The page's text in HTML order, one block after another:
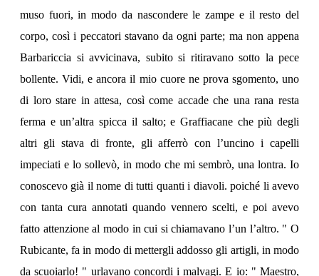
muso fuori, in modo da nascondere le zampe e il resto del
corpo, così i peccatori stavano da ogni parte; ma non appena
Barbariccia si avvicinava, subito si ritiravano sotto la pece
bollente. Vidi, e ancora il mio cuore ne prova sgomento, uno
di loro stare in attesa, così come accade che una rana resta
ferma e un’altra spicca il salto; e Graffiacane che più degli
altri gli stava di fronte, gli afferrò con l’uncino i capelli
impeciati e lo sollevò, in modo che mi sembrò, una lontra. Io
conoscevo già il nome di tutti quanti i diavoli. poiché li avevo
con tanta cura annotati quando vennero scelti, e poi avevo
fatto attenzione al modo in cui si chiamavano l’un l’altro. " O
Rubicante, fa in modo di mettergli addosso gli artigli, in modo
da scuoiarlo! " urlavano concordi i malvagi. E io: " Maestro,